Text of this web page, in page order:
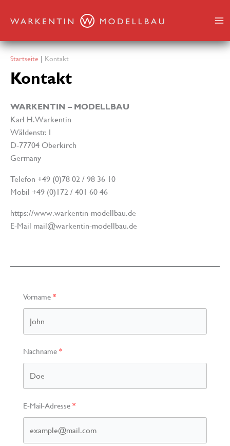
Inhalt
Startseite Kontakt
Kontakt
WARKENTIN – MODELLBAU
Karl H. Warkentin
Wäldenstr. 1
D-77704 Oberkirch
Germany
Telefon +49 (0)78 02 / 98 36 10
Mobil +49 (0)172 / 401 60 46
https://www.warkentin-modellbau.de
E-Mail mail@warkentin-modellbau.de
Vorname
Nachname
E-Mail-Adresse